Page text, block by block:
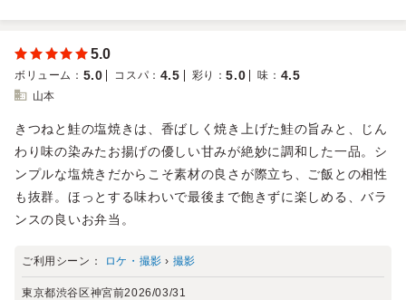
5.0
ボリューム ： 5.0 コスパ ： 4.5 彩り ：5.0 味 ： 4.5
山本
きつねと鮭の塩焼きは、香ばしく焼き上げた鮭の旨みと、じん
わり味の染みたお揚げの優しい甘みが絶妙に調和した一品。シ
ンプルな塩焼きだからこそ素材の良さが際立ち、ご飯との相性
も抜群。ほっとする味わいで最後まで飽きずに楽しめる、バラ
ンスの良いお弁当。
ご利用シーン： ロケ・撮影 › 撮影
東京都渋谷区神宮前2026/03/31